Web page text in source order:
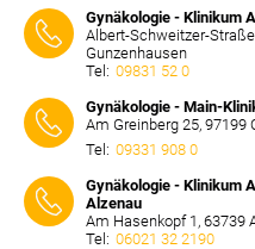
Gynäkologie - Klinikum
Albert-Schweitzer-
Gunzenhausen
Tel: 09831 52 0
Gynäkologie - Main-
Am Greinberg 25, 97199
Tel: 09331 908 0
Gynäkologie - Klinikum
Alzenau
Am Hasenkopf 1, 63739
Tel: 06021 32 2190